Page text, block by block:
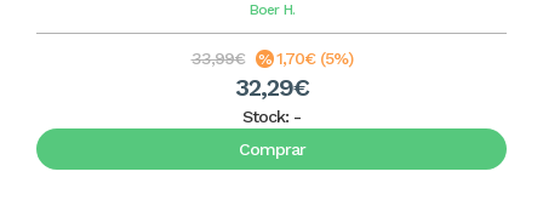
Boer H.
33,99€ 1,70€ (5%)
32,29€
Stock: -
Comprar